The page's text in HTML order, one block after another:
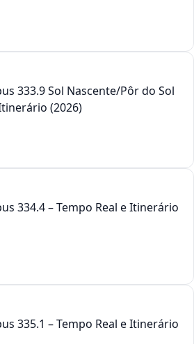
333.9 Sol Nascente/Pôr do Sol
(2026)
Real e Itinerário
Real e Itinerário